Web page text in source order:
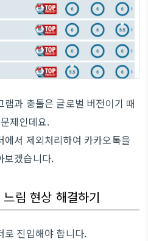
과 충돌은 글로벌 버전이기 때
제인데요.
서 제외처리하여 카카오톡을
보겠습니다.
림 현상 해결하기
로 진입해야 합니다.